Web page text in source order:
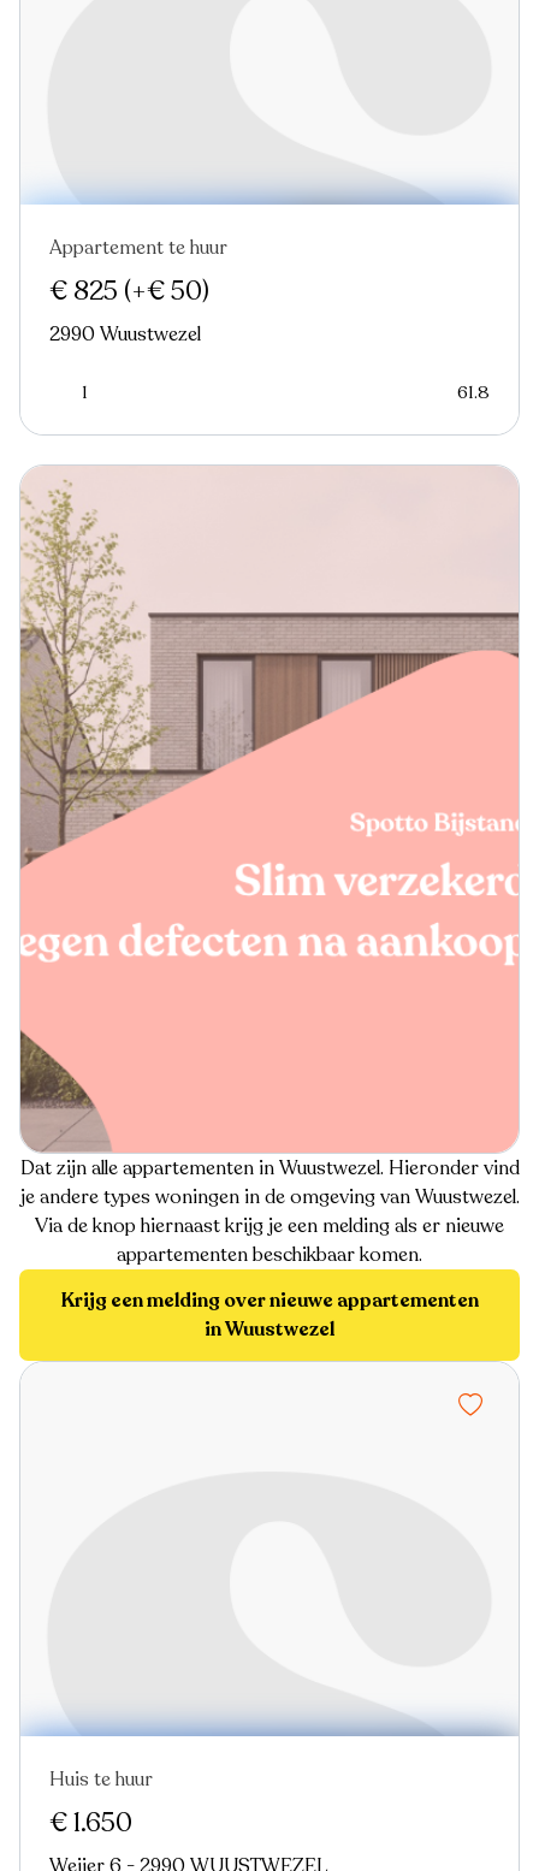
Nieuw
Appartement te huur
€ 825 (+€ 50)
2990 Wuustwezel
1 61.8
Dat zijn alle appartementen in Wuustwezel. Hieronder vind
je andere types woningen in de omgeving van Wuustwezel.
Via de knop hiernaast krijg je een melding als er nieuwe
appartementen beschikbaar komen.
Krijg een melding over nieuwe appartementen
in Wuustwezel
Nieuw
Huis te huur
€ 1.650